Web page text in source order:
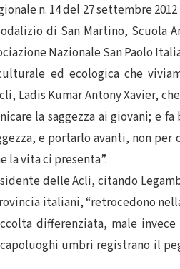
n. 14 del 27 settembre
di San Martino, Scuola
Nazionale San Paolo
ed ecologica che
Kumar Antony Xavier,
la saggezza ai giovani; e
e portarlo avanti, non per
la vita ci presenta”.
delle Acli, citando
italiani, “retrocedono
differenziata, male
capoluoghi umbri registrano il